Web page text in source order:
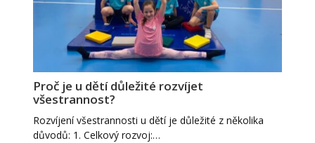
Proč je u dětí důležité rozvíjet
všestrannost?
Rozvíjení všestrannosti u dětí je důležité z několika
důvodů: 1. Celkový rozvoj:…